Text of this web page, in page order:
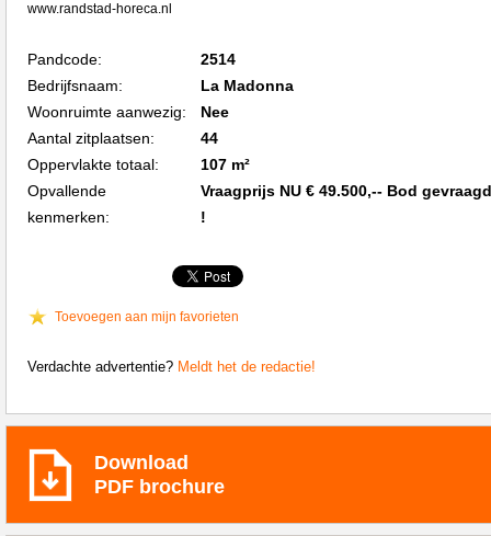
www.randstad-horeca.nl
Pandcode:
2514
Bedrijfsnaam:
La Madonna
Woonruimte aanwezig:
Nee
Aantal zitplaatsen:
44
Oppervlakte totaal:
107 m²
Opvallende
kenmerken:
Vraagprijs NU € 49.500,-- Bod gevraagd
!
Toevoegen aan mijn favorieten
Verdachte advertentie? Meldt het de redactie!
Download
PDF brochure